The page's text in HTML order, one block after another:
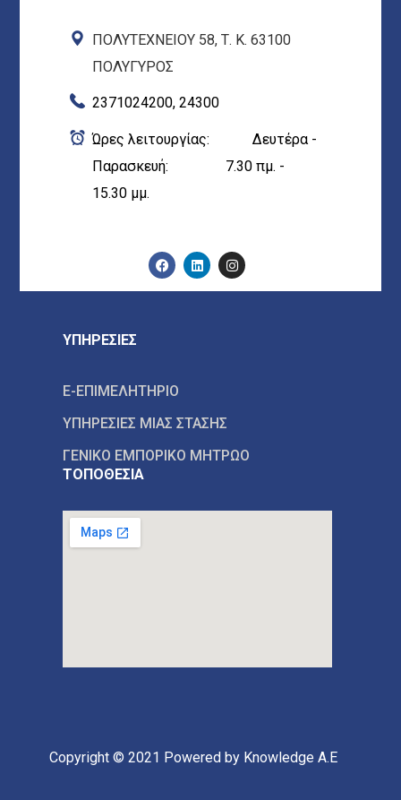
ΠΟΛΥΤΕΧΝΕΙΟΥ 58, Τ. Κ. 63100
ΠΟΛΥΓΥΡΟΣ
2371024200, 24300
Ώρες λειτουργίας: Δευτέρα -
Παρασκευή: 7.30 πμ. -
15.30 μμ.
ΥΠΗΡΕΣΙΕΣ
E-ΕΠΙΜΕΛΗΤΗΡΙΟ
ΥΠΗΡΕΣΙΕΣ ΜΙΑΣ ΣΤΑΣΗΣ
ΓΕΝΙΚΟ ΕΜΠΟΡΙΚΟ ΜΗΤΡΩΟ
ΤΟΠΟΘΕΣΙΑ
Copyright © 2021 Powered by Knowledge A.E